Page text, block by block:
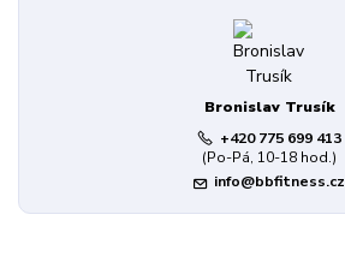
Bronislav Trusík
+420 775 699 413
(Po-Pá, 10-18 hod.)
info@bbfitness.cz